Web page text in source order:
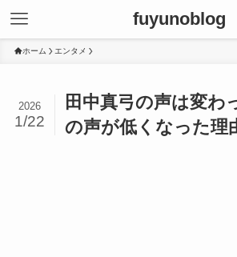
fuyunoblog
ホーム エンタメ
田中真弓の声は変わ
の声が低くなった理
2026
1/22